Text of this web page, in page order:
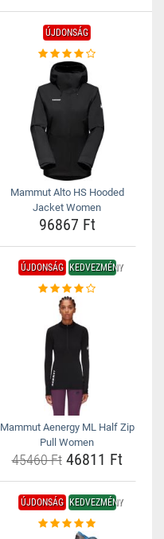
ÚJDONSÁG
Mammut Alto HS Hooded
Jacket Women
96867 Ft
ÚJDONSÁG KEDVEZMÉNY
Mammut Aenergy ML Half Zip
Pull Women
45460 Ft46811 Ft
ÚJDONSÁG KEDVEZMÉNY